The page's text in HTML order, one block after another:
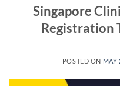
Singapore
Registration
POSTED ON MAY